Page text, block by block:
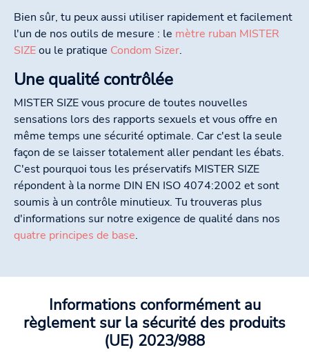
Bien sûr, tu peux aussi utiliser rapidement et facilement
l'un de nos outils de mesure : le mètre ruban MISTER
SIZEou le pratique Condom Sizer.
Une qualité contrôlée
MISTER SIZE vous procure de toutes nouvelles
sensations lors des rapports sexuels et vous offre en
même temps une sécurité optimale. Car c'est la seule
façon de se laisser totalement aller pendant les ébats.
C'est pourquoi tous les préservatifs MISTER SIZE
répondent à la norme DIN EN ISO 4074:2002 et sont
soumis à un contrôle minutieux. Tu trouveras plus
d'informations sur notre exigence de qualité dans nos
quatre principes de base.
Informations conformément au
règlement sur la sécurité des produits
(UE) 2023/988